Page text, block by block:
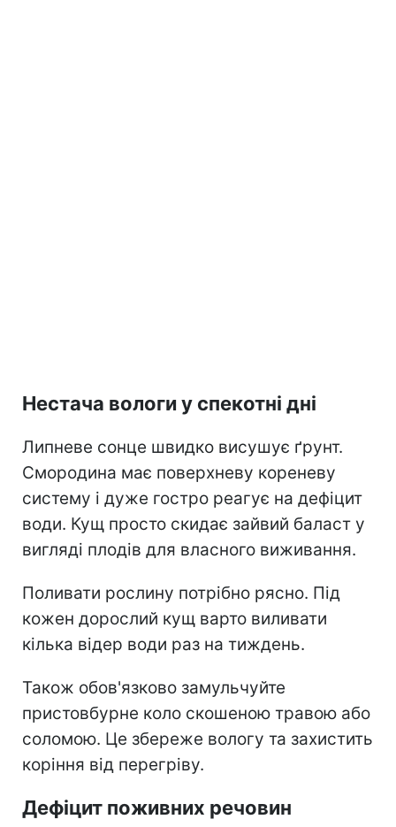
Нестача вологи у спекотні дні
Липневе сонце швидко висушує ґрунт.
Смородина має поверхневу кореневу
систему і дуже гостро реагує на дефіцит
води. Кущ просто скидає зайвий баласт у
вигляді плодів для власного виживання.
Поливати рослину потрібно рясно. Під
кожен дорослий кущ варто виливати
кілька відер води раз на тиждень.
Також обов'язково замульчуйте
пристовбурне коло скошеною травою або
соломою. Це збереже вологу та захистить
коріння від перегріву.
Дефіцит поживних речовин